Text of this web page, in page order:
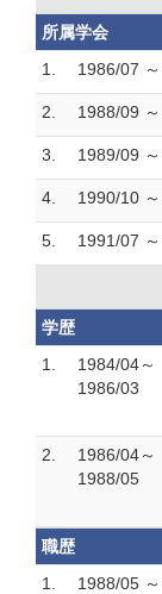
所属学会
1.
1986/07 ～
2. 1988/09 ～
3. 1989/09 ～
4. 1990/10 ～
5. 1991/07 ～
学歴
1.
1984/04～
1986/03
2.
1986/04～
1988/05
職歴
1.
1988/05 ～